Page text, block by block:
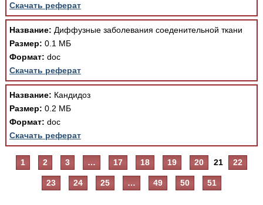
Скачать реферат
Название: Диффузные заболевания соеденительной ткани
Размер: 0.1 МБ
Формат: doc
Скачать реферат
Название: Кандидоз
Размер: 0.2 МБ
Формат: doc
Скачать реферат
1 2 3 … 17 18 19 20 21 22
23 24 25 … 49 50 51